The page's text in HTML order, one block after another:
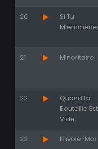
20
Si Tu
21 Minoritaire
22
Quand La
Bouteille Est
Vide
23 Envole-Moi